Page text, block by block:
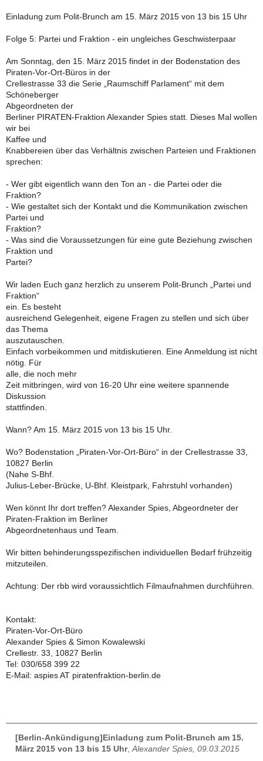
Einladung zum Polit-Brunch am 15. März 2015 von 13 bis 15 Uhr
Folge 5: Partei und Fraktion - ein ungleiches Geschwisterpaar
Am Sonntag, den 15. März 2015 findet in der Bodenstation des
Piraten-Vor-Ort-Büros in der
Crellestrasse 33 die Serie „Raumschiff Parlament“ mit dem
Schöneberger
Abgeordneten der
Berliner PIRATEN-Fraktion Alexander Spies statt. Dieses Mal wollen
wir bei
Kaffee und
Knabbereien über das Verhältnis zwischen Parteien und Fraktionen
sprechen:
- Wer gibt eigentlich wann den Ton an - die Partei oder die
Fraktion?
- Wie gestaltet sich der Kontakt und die Kommunikation zwischen
Partei und
Fraktion?
- Was sind die Voraussetzungen für eine gute Beziehung zwischen
Fraktion und
Partei?
Wir laden Euch ganz herzlich zu unserem Polit-Brunch „Partei und
Fraktion“
ein. Es besteht
ausreichend Gelegenheit, eigene Fragen zu stellen und sich über
das Thema
auszutauschen.
Einfach vorbeikommen und mitdiskutieren. Eine Anmeldung ist nicht
nötig. Für
alle, die noch mehr
Zeit mitbringen, wird von 16-20 Uhr eine weitere spannende
Diskussion
stattfinden.
Wann? Am 15. März 2015 von 13 bis 15 Uhr.
Wo? Bodenstation „Piraten-Vor-Ort-Büro“ in der Crellestrasse 33,
10827 Berlin
(Nahe S-Bhf.
Julius-Leber-Brücke, U-Bhf. Kleistpark, Fahrstuhl vorhanden)
Wen könnt Ihr dort treffen? Alexander Spies, Abgeordneter der
Piraten-Fraktion im Berliner
Abgeordnetenhaus und Team.
Wir bitten behinderungsspezifischen individuellen Bedarf frühzeitig
mitzuteilen.
Achtung: Der rbb wird voraussichtlich Filmaufnahmen durchführen.
Kontakt:
Piraten-Vor-Ort-Büro
Alexander Spies & Simon Kowalewski
Crellestr. 33, 10827 Berlin
Tel: 030/658 399 22
E-Mail: aspies AT piratenfraktion-berlin.de
[Berlin-Ankündigung]Einladung zum Polit-Brunch am 15.
März 2015 von 13 bis 15 Uhr, Alexander Spies, 09.03.2015